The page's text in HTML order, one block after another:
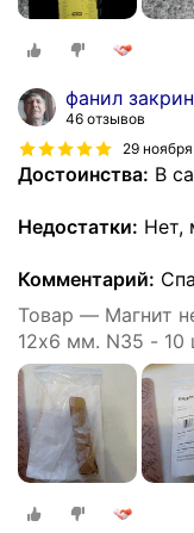
фанил закрин
46 отзывов
29
Достоинства: В
Недостатки: Нет,
Комментарий:
Товар — Магнит
12х6 мм. N35 - 10